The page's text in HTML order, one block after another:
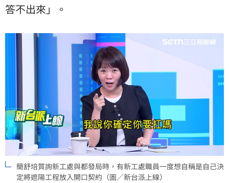
答不出來」。
簡舒培質詢新工處與都發局時，有新工處職員一度想自稱是自己決
定將遮陽工程放入開口契約（圖／新台派上線）